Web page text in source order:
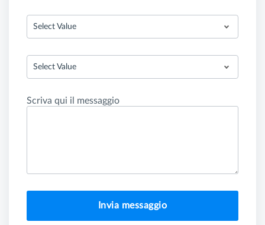
Select Value
Select Value
Scriva qui il messaggio
Invia messaggio